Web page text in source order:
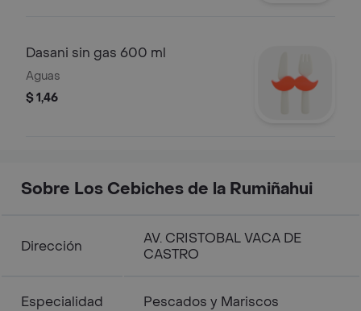
Dasani sin gas 600 ml
Aguas
$ 1,46
Sobre Los Cebiches de la Rumiñahui
Dirección
AV. CRISTOBAL VACA DE
CASTRO
Especialidad Pescados y Mariscos